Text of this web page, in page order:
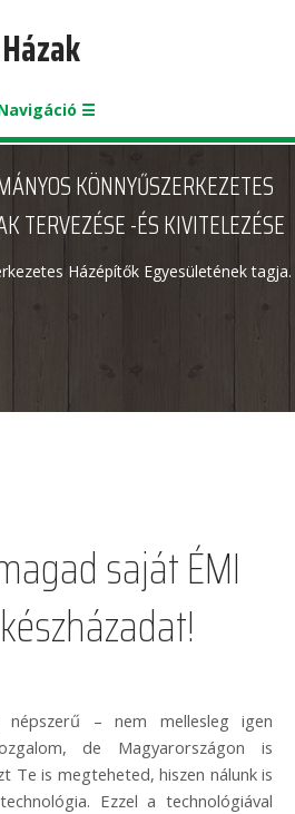
☰
KÖNNYŰSZERKEZETES
TERVEZÉSE -ÉS KIVITELEZÉSE
Házépítők Egyesületének tagja.
saját ÉMI
– nem mellesleg igen
de Magyarországon is
Te is megteheted, hiszen nálunk is
Ezzel a technológiával